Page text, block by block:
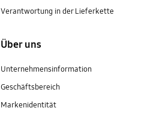
Verantwortung in der Lieferkette
Über uns
Unternehmensinformation
Geschäftsbereich
Markenidentität